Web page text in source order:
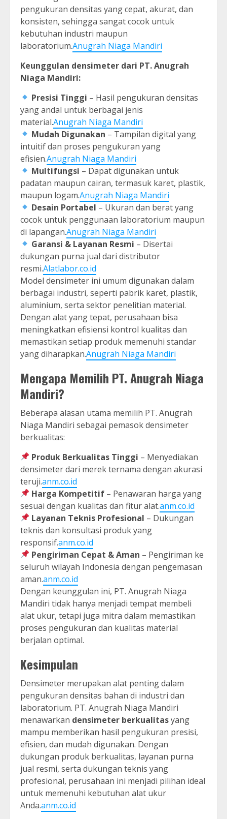
pengukuran densitas yang cepat, akurat, dan
konsisten, sehingga sangat cocok untuk
kebutuhan industri maupun
laboratorium.Anugrah Niaga Mandiri
Keunggulan densimeter dari PT. Anugrah
Niaga Mandiri:
Presisi Tinggi – Hasil pengukuran densitas
yang andal untuk berbagai jenis
material.Anugrah Niaga Mandiri
Mudah Digunakan – Tampilan digital yang
intuitif dan proses pengukuran yang
efisien.Anugrah Niaga Mandiri
Multifungsi – Dapat digunakan untuk
padatan maupun cairan, termasuk karet, plastik,
maupun logam.Anugrah Niaga Mandiri
Desain Portabel – Ukuran dan berat yang
cocok untuk penggunaan laboratorium maupun
di lapangan.Anugrah Niaga Mandiri
Garansi & Layanan Resmi – Disertai
dukungan purna jual dari distributor
resmi.Alatlabor.co.id
Model densimeter ini umum digunakan dalam
berbagai industri, seperti pabrik karet, plastik,
aluminium, serta sektor penelitian material.
Dengan alat yang tepat, perusahaan bisa
meningkatkan efisiensi kontrol kualitas dan
memastikan setiap produk memenuhi standar
yang diharapkan.Anugrah Niaga Mandiri
Mengapa Memilih PT. Anugrah Niaga
Mandiri?
Beberapa alasan utama memilih PT. Anugrah
Niaga Mandiri sebagai pemasok densimeter
berkualitas:
Produk Berkualitas Tinggi – Menyediakan
densimeter dari merek ternama dengan akurasi
teruji.anm.co.id
Harga Kompetitif – Penawaran harga yang
sesuai dengan kualitas dan fitur alat.anm.co.id
Layanan Teknis Profesional – Dukungan
teknis dan konsultasi produk yang
responsif.anm.co.id
Pengiriman Cepat & Aman – Pengiriman ke
seluruh wilayah Indonesia dengan pengemasan
aman.anm.co.id
Dengan keunggulan ini, PT. Anugrah Niaga
Mandiri tidak hanya menjadi tempat membeli
alat ukur, tetapi juga mitra dalam memastikan
proses pengukuran dan kualitas material
berjalan optimal.
Kesimpulan
Densimeter merupakan alat penting dalam
pengukuran densitas bahan di industri dan
laboratorium. PT. Anugrah Niaga Mandiri
menawarkan densimeter berkualitasyang
mampu memberikan hasil pengukuran presisi,
efisien, dan mudah digunakan. Dengan
dukungan produk berkualitas, layanan purna
jual resmi, serta dukungan teknis yang
profesional, perusahaan ini menjadi pilihan ideal
untuk memenuhi kebutuhan alat ukur
Anda.anm.co.id